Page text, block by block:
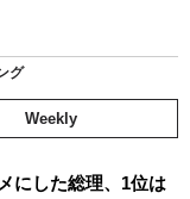
グ
Weekly
にした総理、1位は